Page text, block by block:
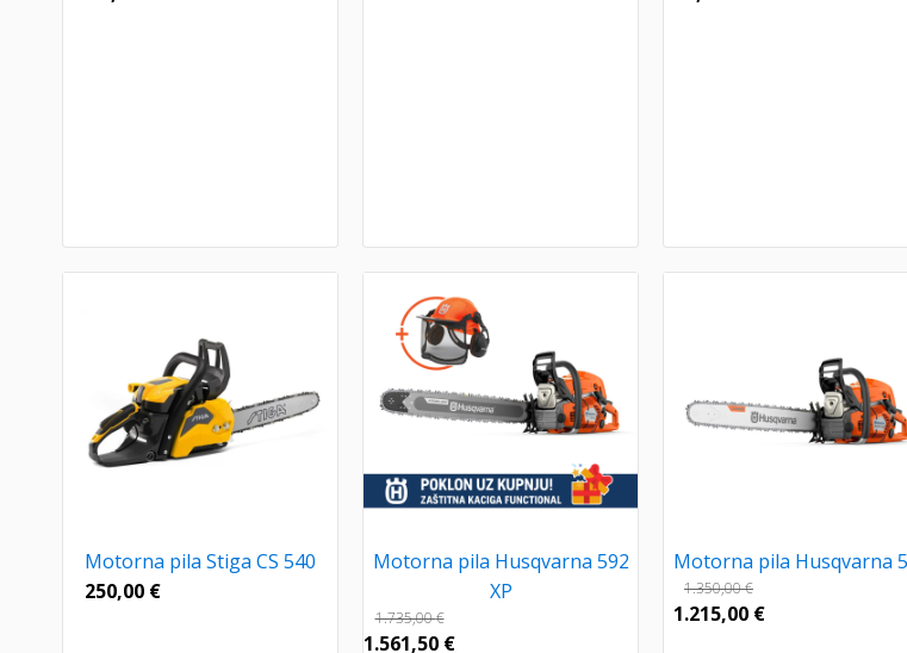
Motorna pila Stiga CS 540
250,00 €
Motorna pila Husqvarna 592
XP
1.735,00€
1.561,50 €
Motorna pila Husqvarna
1.350,00€
1.215,00 €